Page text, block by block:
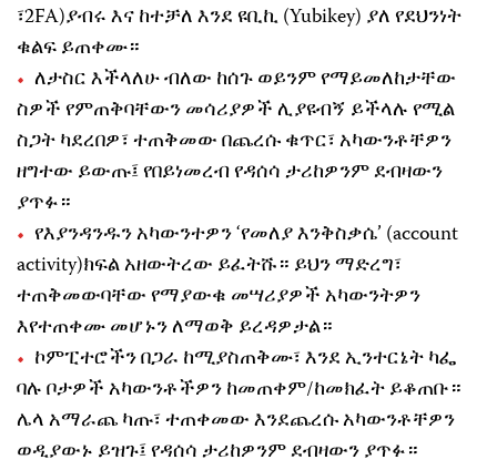
፣2FA)ያብሩ እና ከተቻለ እንደ ዩቢኪ (Yubikey) ያለ የደህንነት
ቁልፍ ይጠቀሙ።
ለታስር እችላለሁ ብለው ከሰጉ ወይንም የማይመለከታቸው
ስዎች የምጠቅባቸውን መሳሪያዎች ሊያዩብኝ ይችላሉ የሚል
ስጋት ካደረበዎ፣ ተጠቅመው በጨረሱ ቁጥር፣ አካውንቶቸዎን
ዘግተው ይውጡ፤ የበይነመረብ የዳሰሳ ታሪከዎንም ደብዛውን
ያጥፉ።
የእያንዳንዱን አካውንተዎን ‘የመለያ እንቅስቃሴ’ (account
activity)ክፍል አዘውትረው ይፈትሹ። ይህን ማድረግ፣
ተጠቅመውባቸው የማያውቁ መሣሪያዎች አካውንትዎን
እየተጠቀሙ መሆኑን ለማወቅ ይረዳዎታል።
ኮምፒተሮችን በጋራ ከሚያስጠቅሙ፣ እንደ ኢንተርኔት ካፌ
ባሉ ቦታዎች አካውንቶችዎን ከመጠቀም/ከመክፈት ይቆጠቡ።
ሌላ አማራጨ ካጡ፣ ተጠቀመው እንደጨረሱ አካውንቶቸዎን
ወዲያውኑ ይዝጉ፤ የዳሰሳ ታሪከዎንም ደብዛውን ያጥፉ።